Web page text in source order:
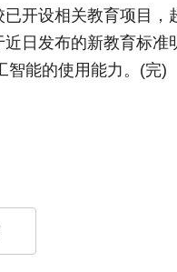
开设相关教育项目，
日发布的新教育标准
智能的使用能力。(完)